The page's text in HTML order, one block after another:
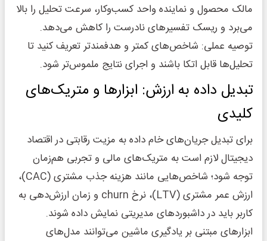
مالک محصول و نماینده واحد کسب‌وکار، سرعت تحلیل را بالا
می‌برد و ریسک تفسیرهای نادرست را کاهش می‌دهد.
توصیه عملی: شاخص‌های کمتر و هدفمندتر تعریف کنید تا
تحلیل‌ها قابل اتکا باشند و اجرای نتایج ملموس‌تر شود.
تبدیل داده به ارزش: ابزارها و متریک‌های
کلیدی
برای تبدیل جریان‌های خام داده به مزیت رقابتی در اقتصاد
دیجیتال لازم است به متریک‌های مالی و تجربی هم‌زمان
توجه شود؛ شاخص‌هایی مانند هزینه جذب مشتری (CAC)،
ارزش عمر مشتری (LTV)، نرخ churn و زمان ارزش‌دهی به
کاربر باید در داشبوردهای مدیریتی نمایش داده شوند.
ابزارهای مبتنی بر یادگیری ماشین می‌توانند مدل‌های